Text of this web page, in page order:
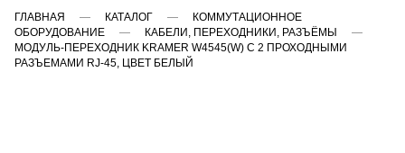
ГЛАВНАЯ КАТАЛОГ
КОММУТАЦИОННОЕ
ОБОРУДОВАНИЕ
КАБЕЛИ, ПЕРЕХОДНИКИ, РАЗЪЁМЫ
МОДУЛЬ-ПЕРЕХОДНИК KRAMER W4545(W) С 2 ПРОХОДНЫМИ
РАЗЪЕМАМИ RJ-45, ЦВЕТ БЕЛЫЙ